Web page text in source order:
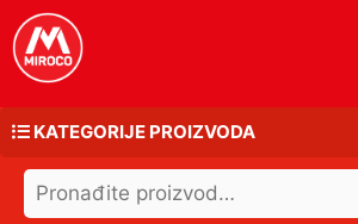
Skip
to
content
KATEGORIJE PROIZVODA
Search
for:
Led rasveta